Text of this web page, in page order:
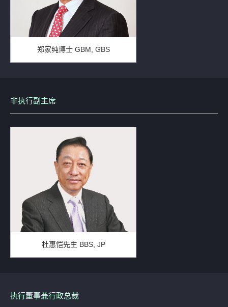
可持续发展
补发已报失股票的公告
郑家纯博士 GBM, GBS
非执行副主席
杜惠恺先生 BBS, JP
执行董事兼行政总裁